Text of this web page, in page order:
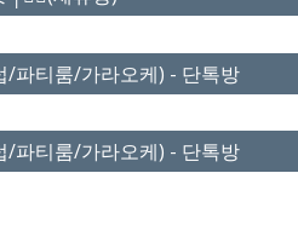
/파티룸/가라오케) - 단톡방
/파티룸/가라오케) - 단톡방